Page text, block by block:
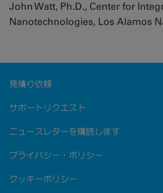
John Watt, Ph.D., Center for
Nanotechnologies, Los Alamos
見積り依頼
サポートリクエスト
ニュースレターを購読します
プライバシー・ポリシー
クッキーポリシー